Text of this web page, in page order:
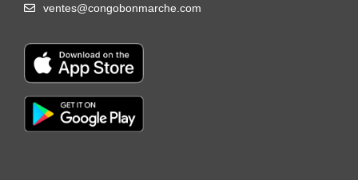
ventes@congobonmarche.com